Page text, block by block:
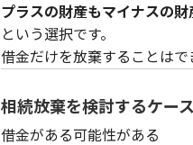
プラスの財産もマイナスの
という選択です。
借金だけを放棄することはで
相続放棄を検討するケース
借金がある可能性がある